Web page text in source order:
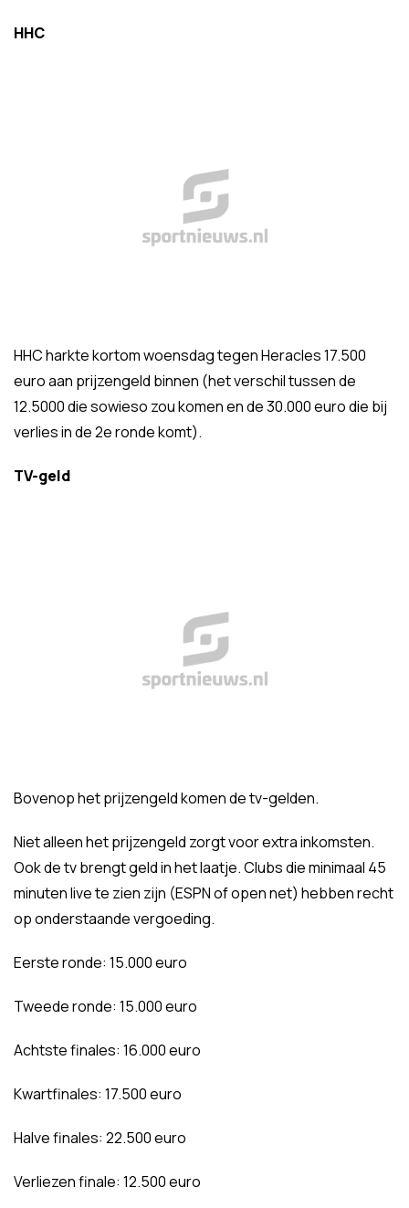
HHC
HHC harkte kortom woensdag tegen Heracles 17.500
euro aan prijzengeld binnen (het verschil tussen de
12.5000 die sowieso zou komen en de 30.000 euro die bij
verlies in de 2e ronde komt).
TV-geld
Bovenop het prijzengeld komen de tv-gelden.
Niet alleen het prijzengeld zorgt voor extra inkomsten.
Ook de tv brengt geld in het laatje. Clubs die minimaal 45
minuten live te zien zijn (ESPN of open net) hebben recht
op onderstaande vergoeding.
Eerste ronde: 15.000 euro
Tweede ronde: 15.000 euro
Achtste finales: 16.000 euro
Kwartfinales: 17.500 euro
Halve finales: 22.500 euro
Verliezen finale: 12.500 euro